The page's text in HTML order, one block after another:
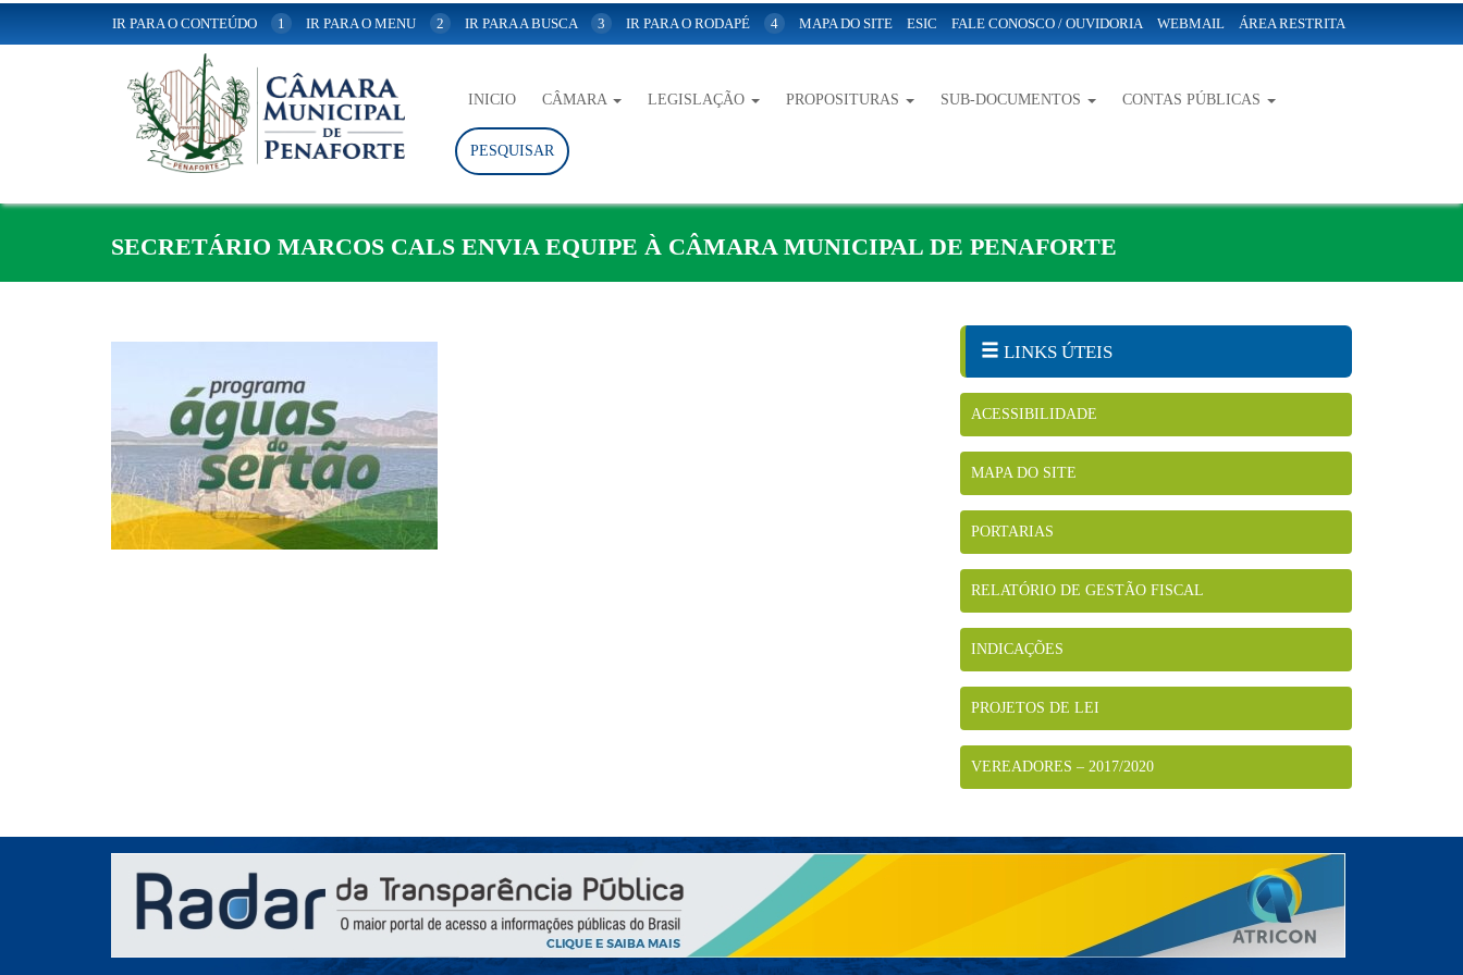
IR PARA O CONTEÚDO 1 IR PARA O MENU 2 IR PARA A BUSCA 3 IR PARA O RODAPÉ 4 MAPA DO SITE ESIC FALE CONOSCO / OUVIDORIA WEBMAIL ÁREA RESTRITA
INICIO CÂMARA LEGISLAÇÃO PROPOSITURAS SUB-DOCUMENTOS CONTAS PÚBLICAS
PESQUISAR
SECRETÁRIO MARCOS CALS ENVIA EQUIPE À CÂMARA MUNICIPAL DE PENAFORTE
LINKS ÚTEIS
ACESSIBILIDADE
MAPA DO SITE
PORTARIAS
RELATÓRIO DE GESTÃO FISCAL
INDICAÇÕES
PROJETOS DE LEI
VEREADORES – 2017/2020